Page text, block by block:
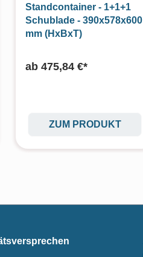
Standcontainer - 1+1+1
Schublade - 390x578x600
mm (HxBxT)
ab475,84 €*
ZUM PRODUKT